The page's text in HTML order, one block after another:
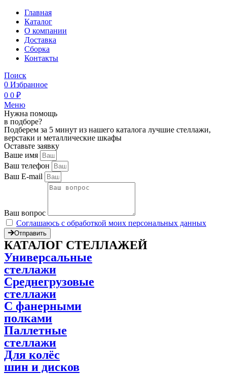
Главная
Каталог
О компании
Доставка
Сборка
Контакты
Поиск
0 Избранное
0 0 ₽
Меню
Нужна помощь
в подборе?
Подберем за 5 минут из нашего каталога лучшие стеллажи,
верстаки и металлические шкафы
Оставьте заявку
Ваше имя
Ваш телефон
Ваш E-mail
Ваш вопрос
Соглашаюсь с обработкой моих персональных данных
Отправить
КАТАЛОГ СТЕЛЛАЖЕЙ
Универсальные
стеллажи
Среднегрузовые
стеллажи
С фанерными
полками
Паллетные
стеллажи
Для колёс
шин и дисков